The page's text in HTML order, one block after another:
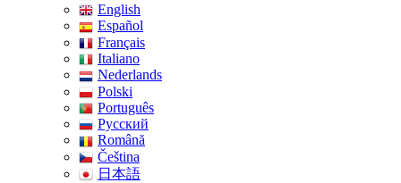
English
Español
Français
Italiano
Nederlands
Polski
Português
Pусский
Română
Čeština
日本語